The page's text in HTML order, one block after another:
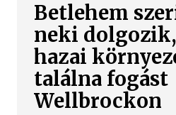
Betlehem
neki
hazai
találna fogást
Wellbrockon